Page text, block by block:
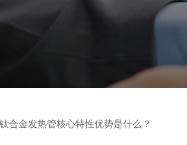
合金发热管核心特性优势是什么？